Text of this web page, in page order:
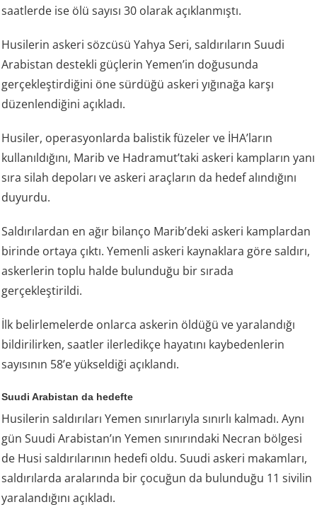
saatlerde ise ölü sayısı 30 olarak açıklanmıştı.
Husilerin askeri sözcüsü Yahya Seri, saldırıların Suudi
Arabistan destekli güçlerin Yemen’in doğusunda
gerçekleştirdiğini öne sürdüğü askeri yığınağa karşı
düzenlendiğini açıkladı.
Husiler, operasyonlarda balistik füzeler ve İHA’ların
kullanıldığını, Marib ve Hadramut’taki askeri kampların yanı
sıra silah depoları ve askeri araçların da hedef alındığını
duyurdu.
Saldırılardan en ağır bilanço Marib’deki askeri kamplardan
birinde ortaya çıktı. Yemenli askeri kaynaklara göre saldırı,
askerlerin toplu halde bulunduğu bir sırada
gerçekleştirildi.
İlk belirlemelerde onlarca askerin öldüğü ve yaralandığı
bildirilirken, saatler ilerledikçe hayatını kaybedenlerin
sayısının 58’e yükseldiği açıklandı.
Suudi Arabistan da hedefte
Husilerin saldırıları Yemen sınırlarıyla sınırlı kalmadı. Aynı
gün Suudi Arabistan’ın Yemen sınırındaki Necran bölgesi
de Husi saldırılarının hedefi oldu. Suudi askeri makamları,
saldırılarda aralarında bir çocuğun da bulunduğu 11 sivilin
yaralandığını açıkladı.